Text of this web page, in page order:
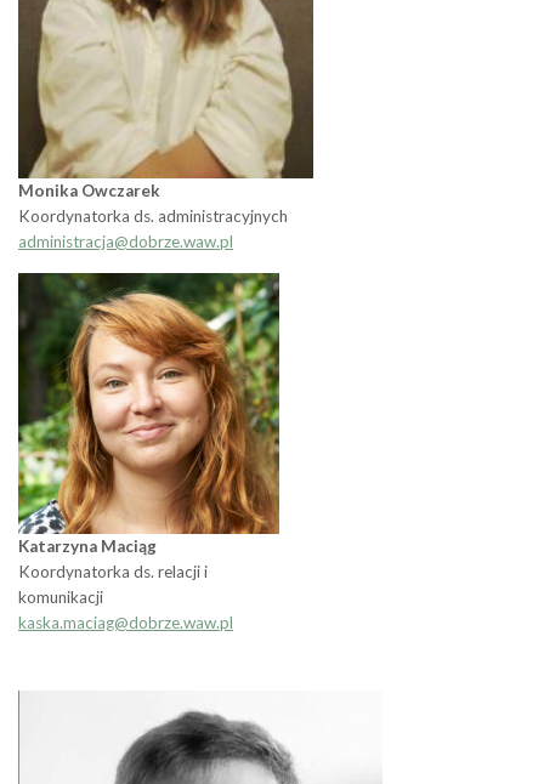
Monika Owczarek
Koordynatorka ds. administracyjnych
administracja@dobrze.waw.pl
Katarzyna Maciąg
Koordynatorka ds. relacji i
komunikacji
kaska.maciag@dobrze.waw.pl